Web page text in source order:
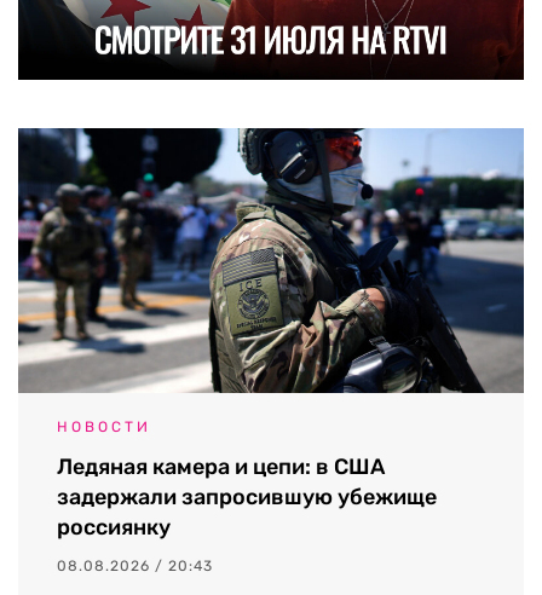
НОВОСТИ
Ледяная камера и цепи: в США
задержали запросившую убежище
россиянку
08.08.2026 / 20:43